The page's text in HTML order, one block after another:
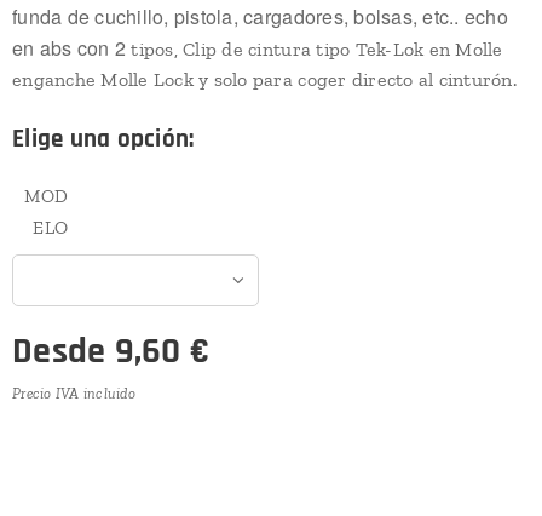
funda de cuchillo, pistola, cargadores, bolsas, etc.. echo
en abs con 2tipos, Clip de cintura tipo Tek-Lok en Molle
enganche Molle Lock y solo para coger directo al cinturón.
Elige una opción:
MOD
ELO
Desde 9,60 €
Precio IVA incluido